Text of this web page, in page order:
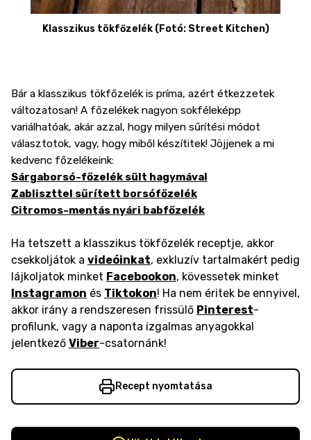
Klasszikus tökfőzelék (Fotó: Street Kitchen)
Bár a klasszikus tökfőzelék is príma, azért étkezzetek
változatosan! A főzelékek nagyon sokféleképp
variálhatóak, akár azzal, hogy milyen sűrítési módot
választotok, vagy, hogy miből készítitek! Jöjjenek a mi
kedvenc főzelékeink:
Sárgaborsó-főzelék sült hagymával
Zabliszttel sűrített borsófőzelék
Citromos-mentás nyári babfőzelék
Ha tetszett a klasszikus tökfőzelék receptje, akkor
csekkoljátok a videóinkat, exkluzív tartalmakért pedig
lájkoljatok minket Facebookon, kövessetek minket
Instagramon és Tiktokon! Ha nem éritek be ennyivel,
akkor irány a rendszeresen frissülő Pinterest-
profilunk, vagy a naponta izgalmas anyagokkal
jelentkező Viber-csatornánk!
Recept nyomtatása